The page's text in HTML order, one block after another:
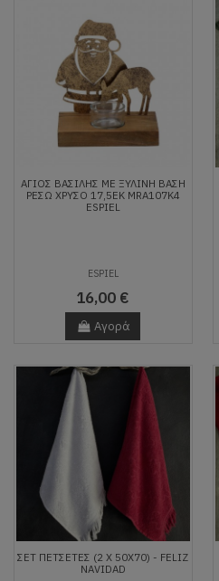
ΑΓΙΟΣ ΒΑΣΙΛΗΣ ΜΕ ΞΥΛΙΝΗ ΒΑΣΗ
ΡΕΣΩ ΧΡΥΣΟ 17,5ΕΚ MRA107K4
ESPIEL
ESPIEL
16,00 €
Αγορά
ΣΕΤ ΠΕΤΣΈΤΕΣ (2 X 50X70) - FELIZ
NAVIDAD